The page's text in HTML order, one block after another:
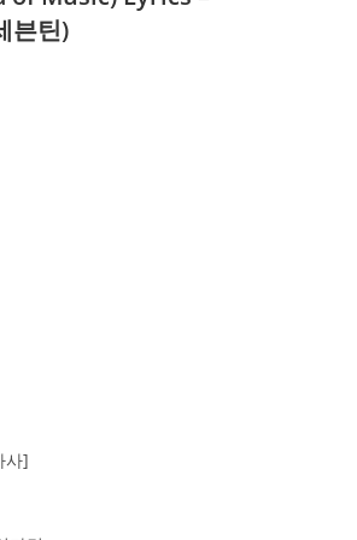
븐틴)
사]